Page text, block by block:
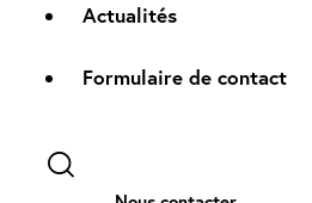
Actualités
Formulaire de contact